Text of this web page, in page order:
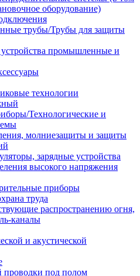
оборудование)
трубы/Трубы для защиты
промышленные и
технологии
Технологические и
молниезащиты и защиты
зарядные устройства
высокого напряжения
приборы
труда
распространению огня,
каналы
и акустической
под полом